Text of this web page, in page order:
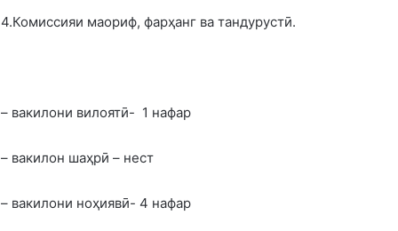
4.Комиссияи маориф, фарҳанг ва тандурустӣ.
– вакилони вилоятӣ- 1 нафар
– вакилон шаҳрӣ – нест
– вакилони ноҳиявӣ- 4 нафар